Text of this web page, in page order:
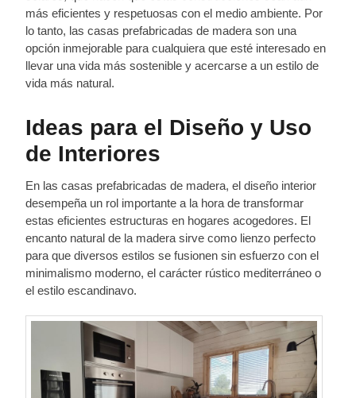
más eficientes y respetuosas con el medio ambiente. Por
lo tanto, las casas prefabricadas de madera son una
opción inmejorable para cualquiera que esté interesado en
llevar una vida más sostenible y acercarse a un estilo de
vida más natural.
Ideas para el Diseño y Uso
de Interiores
En las casas prefabricadas de madera, el diseño interior
desempeña un rol importante a la hora de transformar
estas eficientes estructuras en hogares acogedores. El
encanto natural de la madera sirve como lienzo perfecto
para que diversos estilos se fusionen sin esfuerzo con el
minimalismo moderno, el carácter rústico mediterráneo o
el estilo escandinavo.